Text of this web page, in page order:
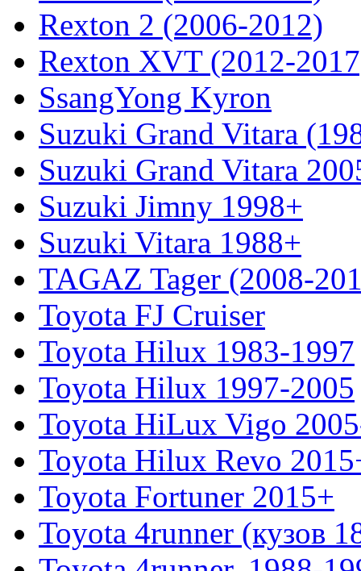
Rexton 2 (2006-2012)
Rexton XVT (2012-
SsangYong Kyron
Suzuki Grand Vitara
Suzuki Grand Vitara
Suzuki Jimny 1998+
Suzuki Vitara 1988+
TAGAZ Tager (2008-
Toyota FJ Cruiser
Toyota Hilux 1983-1997
Toyota Hilux 1997-2005
Toyota HiLux Vigo
Toyota Hilux Revo
Toyota Fortuner 2015+
Toyota 4runner (кузов